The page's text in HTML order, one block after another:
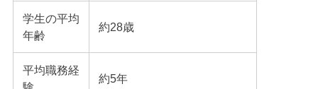
学生の平均
年齢
約28歳
平均職務経
約5年